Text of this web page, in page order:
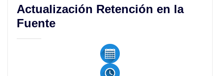
Actualización Retención en la
Fuente